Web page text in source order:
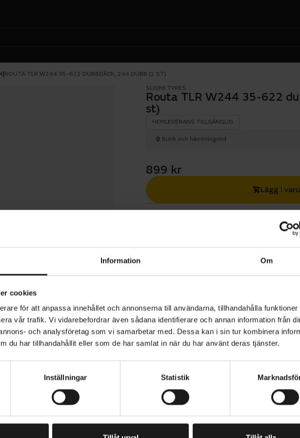
Information Om
cookies
för att anpassa innehållet och annonserna till användarna, tillhandahålla funktioner
vår trafik. Vi vidarebefordrar även sådana identifierare och annan information från
och analysföretag som vi samarbetar med. Dessa kan i sin tur kombinera
du har tillhandahållit eller som de har samlat in när du har använt deras tjänster.
Inställningar Statistik
ROUTA TLR W244 35-622 DUBBDÄCK, 244 DUBB (1 ST)
SUOMI TYRES
Routa TLR W244 35-622
st)
HEMLEVERANS TILLGÄNGLIG
Butik och hämtningstid
899 kr
Lägg i
Routa TLR W244 35-622 dubbdäck för cykling på snö eller is,
av Non-Toxic gummiblandning, särskilt anpassad för vinterbruk.
avsett för city- och hybridcyklar och har reflexsidor för ökad
35-622
28”
city- och hybridcyklar
ståldubb (244 st)
struktur med låg vikt
HJULSTORLEK
28
PRENUMERERA PÅ VÅRT NYHETSBREV
E